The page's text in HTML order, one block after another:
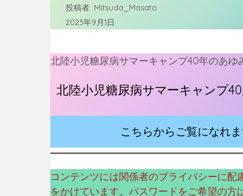
投稿者: Mitsuda_Masato
2023年9月1日
北陸小児糖尿病サマーキャンプ40年のあゆ
北陸小児糖尿病サマーキャンプ
こちらからご覧になれ
コンテンツには関係者のプライバシーに
をかけています。パスワードをご希望の方